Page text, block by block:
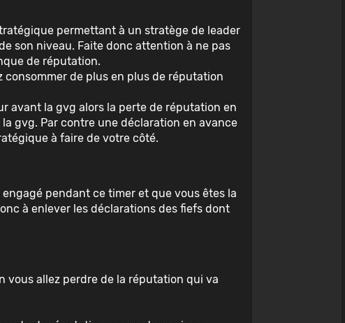
permettant à un stratège de leader
son niveau. Faite donc attention à ne pas
de réputation.
de plus en plus de réputation
avant la gvg alors la perte de réputation en
gvg. Par contre une déclaration en avance
à faire de votre côté.
pendant ce timer et que vous êtes la
à enlever les déclarations des fiefs dont
vous allez perdre de la réputation qui va